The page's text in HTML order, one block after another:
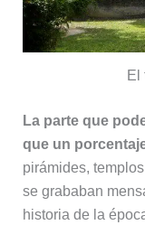
El
La parte que
que un
pirámides,
se grababan
historia de la